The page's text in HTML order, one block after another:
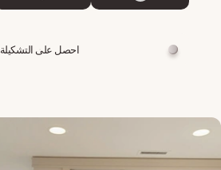
احصل على التشكيلة